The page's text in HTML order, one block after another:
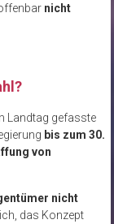
nicht
Landtag gefasste
bis zum 30.
von
nicht
das Konzept